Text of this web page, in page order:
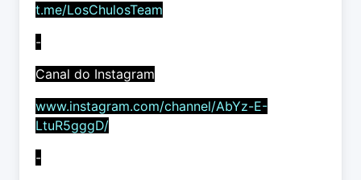
t.me/LosChulosTeam
-
Canal do Instagram
www.instagram.com/channel/AbYz-E-
LtuR5gggD/
-